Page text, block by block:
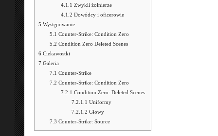
4.1.1 Zwykli żołnierze
4.1.2 Dowódcy i oficerowie
5 Występowanie
5.1 Counter-Strike: Condition Zero
5.2 Condition Zero Deleted Scenes
6 Ciekawostki
7 Galeria
7.1 Counter-Strike
7.2 Counter-Strike: Condition Zero
7.2.1 Condition Zero: Deleted Scenes
7.2.1.1 Uniformy
7.2.1.2 Głowy
7.3 Counter-Strike: Source